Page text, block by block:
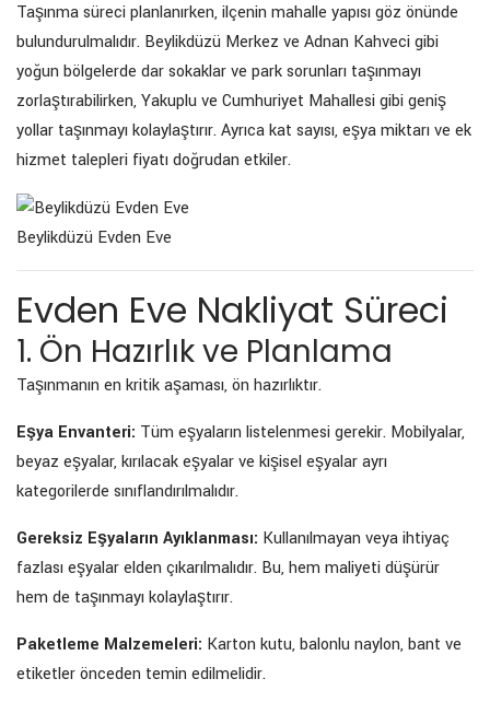
Taşınma süreci planlanırken, ilçenin mahalle yapısı göz önünde
bulundurulmalıdır. Beylikdüzü Merkez ve Adnan Kahveci gibi
yoğun bölgelerde dar sokaklar ve park sorunları taşınmayı
zorlaştırabilirken, Yakuplu ve Cumhuriyet Mahallesi gibi geniş
yollar taşınmayı kolaylaştırır. Ayrıca kat sayısı, eşya miktarı ve ek
hizmet talepleri fiyatı doğrudan etkiler.
Beylikdüzü Evden Eve
Evden Eve Nakliyat Süreci
1. Ön Hazırlık ve Planlama
Taşınmanın en kritik aşaması, ön hazırlıktır.
Eşya Envanteri: Tüm eşyaların listelenmesi gerekir. Mobilyalar,
beyaz eşyalar, kırılacak eşyalar ve kişisel eşyalar ayrı
kategorilerde sınıflandırılmalıdır.
Gereksiz Eşyaların Ayıklanması: Kullanılmayan veya ihtiyaç
fazlası eşyalar elden çıkarılmalıdır. Bu, hem maliyeti düşürür
hem de taşınmayı kolaylaştırır.
Paketleme Malzemeleri: Karton kutu, balonlu naylon, bant ve
etiketler önceden temin edilmelidir.